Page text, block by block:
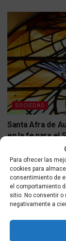
Para ofrecer las
cookies para
consentimiento de
el comportamiento
sitio. No consentir
negativamente a
SOCIEDAD
Santa Afra de
en la fe para el
MASQUEALDIA